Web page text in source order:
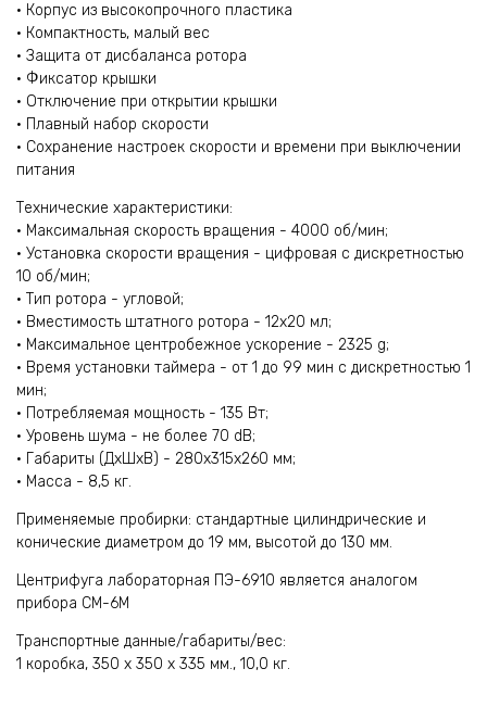
• Корпус из высокопрочного пластика
• Компактность, малый вес
• Защита от дисбаланса ротора
• Фиксатор крышки
• Отключение при открытии крышки
• Плавный набор скорости
• Сохранение настроек скорости и времени при выключении
питания
Технические характеристики:
• Максимальная скорость вращения - 4000 об/мин;
• Установка скорости вращения - цифровая с дискретностью
10 об/мин;
• Тип ротора - угловой;
• Вместимость штатного ротора - 12х20 мл;
• Максимальное центробежное ускорение - 2325 g;
• Время установки таймера - от 1 до 99 мин с дискретностью 1
мин;
• Потребляемая мощность - 135 Вт;
• Уровень шума - не более 70 dB;
• Габариты (ДхШхВ) - 280х315х260 мм;
• Масса - 8,5 кг.
Применяемые пробирки: стандартные цилиндрические и
конические диаметром до 19 мм, высотой до 130 мм.
Центрифуга лабораторная ПЭ-6910 является аналогом
прибора СМ-6М
Транспортные данные/габариты/вес:
1 коробка, 350 х 350 х 335 мм., 10,0 кг.